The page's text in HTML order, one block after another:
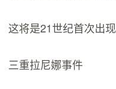
这将是21世纪首次出现
三重拉尼娜事件